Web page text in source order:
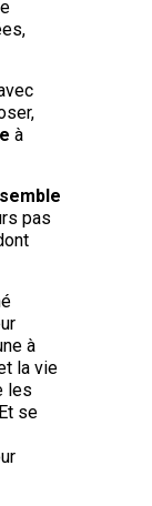
à
pas
à
la vie
les
se